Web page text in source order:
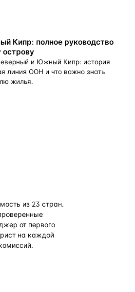
Кипр: полное руководство
острову
и Южный Кипр: история
линия ООН и что важно знать
жилья.
из 23 стран.
от первого
на каждой